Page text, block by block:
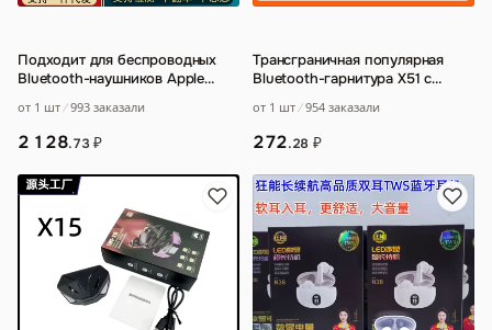
Подходит для беспроводных
Bluetooth-наушников Apple
от 1 шт 993 заказали
2 128.73₽
Трансграничная популярная
Bluetooth-гарнитура X51 с
от 1 шт 954 заказали
272.28 ₽